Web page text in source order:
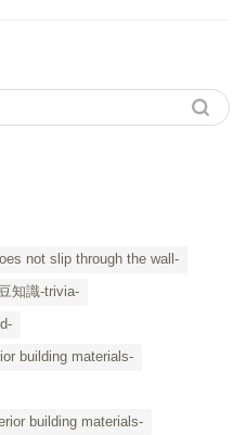
not slip through the wall-
知識-trivia-
building materials-
building materials-
Category List-